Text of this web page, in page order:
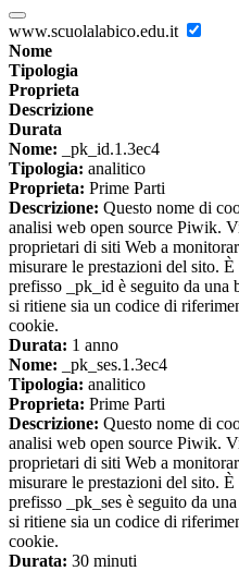
www.scuolalabico.edu.it
Nome
Tipologia
Proprieta
Descrizione
Durata
Nome: _pk_id.1.3ec4
Tipologia: analitico
Proprieta: Prime Parti
Descrizione: Questo nome di
analisi web open source Piwik.
proprietari di siti Web a
misurare le prestazioni del sito.
prefisso _pk_id è seguito da una
si ritiene sia un codice di
cookie.
Durata: 1 anno
Nome: _pk_ses.1.3ec4
Tipologia: analitico
Proprieta: Prime Parti
Descrizione: Questo nome di
analisi web open source Piwik.
proprietari di siti Web a
misurare le prestazioni del sito.
prefisso _pk_ses è seguito da
si ritiene sia un codice di
cookie.
Durata: 30 minuti